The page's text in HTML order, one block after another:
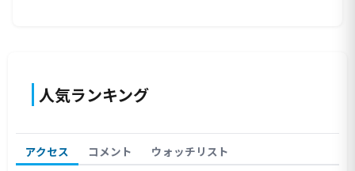
人気ランキング
アクセス コメント ウォッチリスト